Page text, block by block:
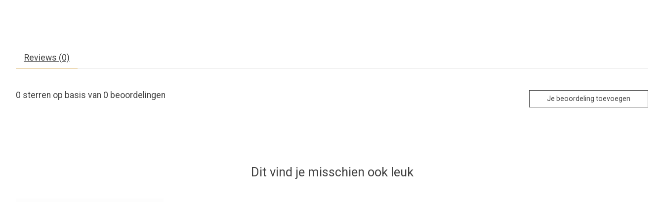
Reviews (0)
0 sterren op basis van 0 beoordelingen Je beoordeling toevoegen
Dit vind je misschien ook leuk